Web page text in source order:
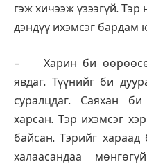
гэж хичээж үзээгүй. Тэр
дэндүү ихэмсэг бардам
– Харин би өөрөөсөө
явдаг. Түүнийг би
суралцдаг. Саяхан
харсан. Тэр ихэмсэг
байсан. Тэрийг
халаасандаа